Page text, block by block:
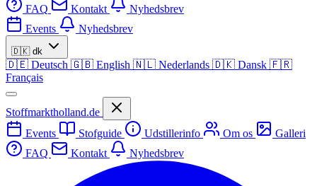
FAQ
Kontakt
Nyhedsbrev
Events
Nyhedsbrev
🇩🇰 dk
🇩🇪 Deutsch 🇬🇧 English 🇳🇱 Nederlands 🇩🇰 Dansk 🇫🇷
Français
Stoffmarktholland.de
Events
Stofguide Udstillerinfo Om os
Galleri
FAQ
Kontakt Nyhedsbrev